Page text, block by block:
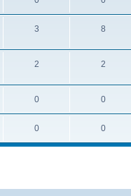
3 8
2 2
0 0
0 0